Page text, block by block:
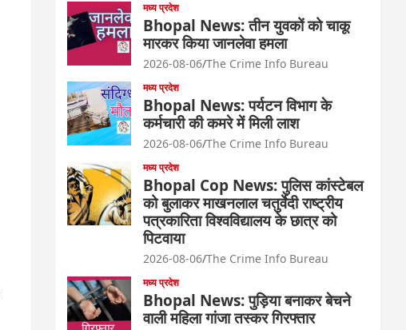
मध्य प्रदेश
Bhopal News: तीन युवकों को चाकू
मारकर किया जानलेवा हमला
2026-08-06 The Crime Info Bureau
मध्य प्रदेश
Bhopal News: पर्यटन विभाग के
कर्मचारी की कमरे में मिली लाश
2026-08-06 The Crime Info Bureau
मध्य प्रदेश
Bhopal Cop News: पुलिस कांस्टेबल
को बुलाकर माखनलाल चतुर्वेदी राष्ट्रीय
पत्रकारिता विश्वविद्यालय के छात्र को
पिटवाया
2026-08-06 The Crime Info Bureau
मध्य प्रदेश
Bhopal News: पुड़िया बनाकर बेचने
वाली महिला गांजा तस्कर गिरफ्तार